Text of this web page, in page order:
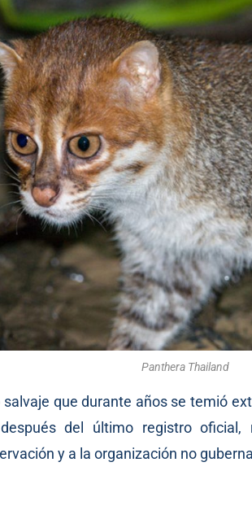
Panthera Thailand
que durante años se temió
del último registro
y a la organización no